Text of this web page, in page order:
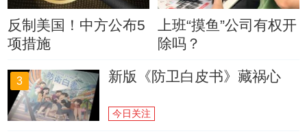
反制美国！中方公布5
项措施
上班“摸鱼”公司有权开
除吗？
3 新版《防卫白皮书》藏祸心
今日关注